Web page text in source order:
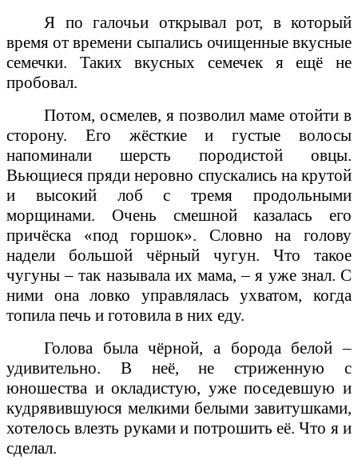
Я по галочьи открывал рот, в который
время от времени сыпались очищенные вкусные
семечки. Таких вкусных семечек я ещё не
пробовал.
Потом, осмелев, я позволил маме отойти в
сторону. Его жёсткие и густые волосы
напоминали шерсть породистой овцы.
Вьющиеся пряди неровно спускались на крутой
и высокий лоб с тремя продольными
морщинами. Очень смешной казалась его
причёска «под горшок». Словно на голову
надели большой чёрный чугун. Что такое
чугуны – так называла их мама, – я уже знал. С
ними она ловко управлялась ухватом, когда
топила печь и готовила в них еду.
Голова была чёрной, а борода белой –
удивительно. В неё, не стриженную с
юношества и окладистую, уже поседевшую и
кудрявившуюся мелкими белыми завитушками,
хотелось влезть руками и потрошить её. Что я и
сделал.